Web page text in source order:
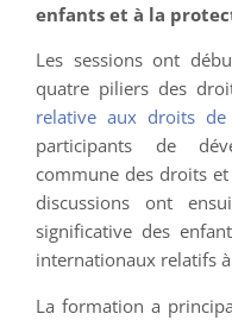
enfants et à la
Les sessions ont
quatre piliers des
relative aux droits de
participants de
commune des droits
discussions ont
significative des
internationaux relatifs
La formation a